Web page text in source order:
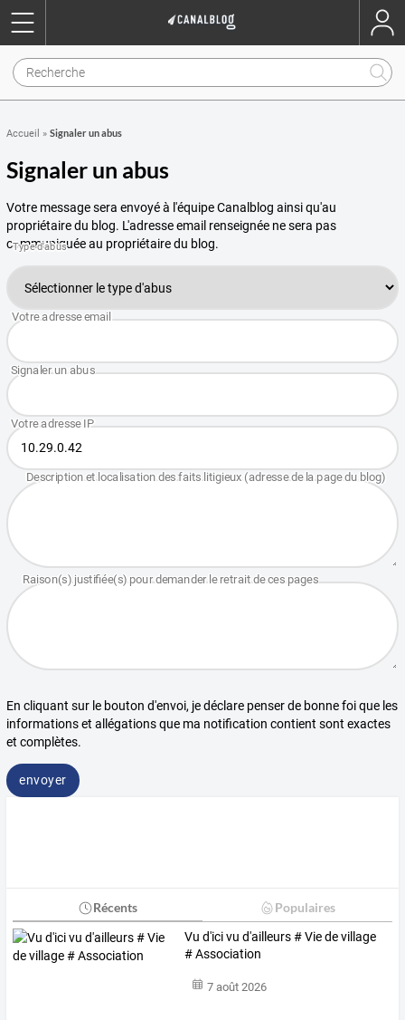
Accueil » Signaler un abus
Signaler un abus
Votre message sera envoyé à l'équipe Canalblog ainsi qu'au
propriétaire du blog. L'adresse email renseignée ne sera pas
communiquée au propriétaire du blog.
En cliquant sur le bouton d'envoi, je déclare penser de bonne foi que les
informations et allégations que ma notification contient sont exactes
et complètes.
envoyer
Récents Populaires
Vu d'ici vu d'ailleurs # Vie de village
# Association
7 août 2026